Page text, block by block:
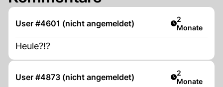
User #4601 (nicht angemeldet) Artikel
2
Monate
Heule?!?
User #4873 (nicht angemeldet) Artikel
2
Monate